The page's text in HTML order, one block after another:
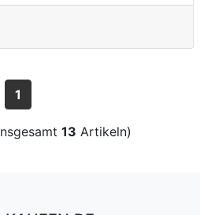
1
13 Artikeln)